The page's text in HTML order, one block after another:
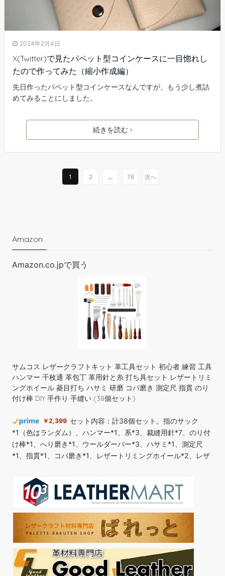
2024年2月4日
X(Twitter)で見たパペット型コインケースに一目惚れし
たので作ってみた（縮小作成編）
先日作ったパペット型コインケースなんですが、もう少し煮詰
めてみることにしました。
続きを読む
1 2 … 76 次へ
Amazon
Amazon.co.jpで買う
サムコス レザークラフトキット 革工具セット 初心者 練習 工具
ハンマー 千枚通 革包丁 革用針と糸 打ち具セット レザートリミ
ングホイール 菱目打ち ハサミ 研磨 コバ磨き 測定尺 指貫 のり
付け棒 DIY 手作り 手縫い (38個セット)
￥2,399 セット内容：計38個セット。指のサック
*1（色はランダム）、ハンマー*1、系*3、裁縫用針*7、のり付
け棒*1、へり磨き*1、ウールダーバー*3、ハサミ*1、測定尺
*1、指貫*1、コバ磨き*1、レザートリミングホイール*2、レザ
打ち*4、千枚通し*2、ストレートヘッド千枚通し*2、レザーク
ラフト用直刃*1。 3色の糸：糸*3（ブラック、茶、コーヒ
ー、）丈夫で切れにくく、スムーズな縫い心地。 多種類の革縫
い針：サイズと形状がそれそれ違う針...もっと読む (2026年8月9
日 13:02 GMT +09:00 時点 -詳細はこちら
Amazon.co.jpで買う